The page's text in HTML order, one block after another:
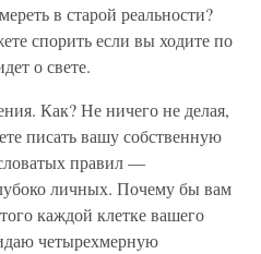
в старой реальности?
спорить если вы ходите по
о свете.
Как? Не ничего не делая,
писать вашу собственную
правил —
личных. Почему бы вам
каждой клетке вашего
четырехмерную